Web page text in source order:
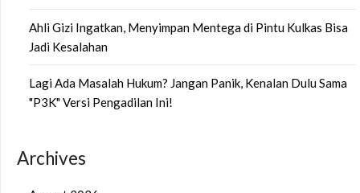
Ahli Gizi Ingatkan, Menyimpan Mentega di Pintu Kulkas Bisa
Jadi Kesalahan
Lagi Ada Masalah Hukum? Jangan Panik, Kenalan Dulu Sama
"P3K" Versi Pengadilan Ini!
Archives